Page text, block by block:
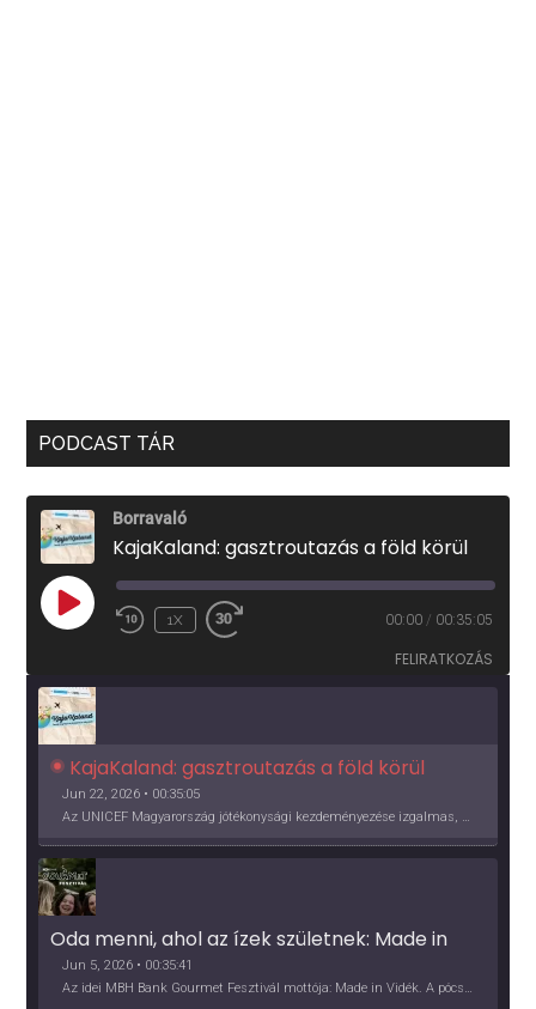
PODCAST TÁR
Borravaló
KajaKaland: gasztroutazás a föld körül
PLAY
EPISODE
1X 00:00 / 00:35:05
FELIRATKOZÁS
KajaKaland: gasztroutazás a föld körül
Jun 22, 2026 • 00:35:05
Az UNICEF Magyarország jótékonysági kezdeményezése izgalmas, egész éves világkörüli ízutazásra hív, igazi családi program és gasztroedukáció, illetve segítség a rászorulóknak is egyben.
Oda menni, ahol az ízek születnek: Made in
Vidék, Gourmet Fesztivál 2026
Jun 5, 2026 • 00:35:41
Az idei MBH Bank Gourmet Fesztivál mottója: Made in Vidék. A pócsmegyeri Papi, a mályinkai Iszkor és a szigligeti Villa Kabala tulajdonosai beszélnek arról, hogy mit jelentenek nekik a vidék ízei.